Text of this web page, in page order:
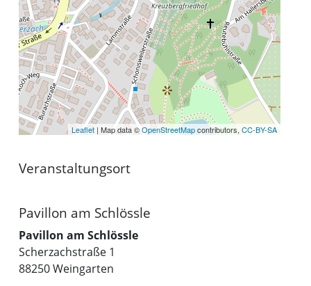
Leaflet | Map data ©OpenStreetMapcontributors, CC-BY-SA
Veranstaltungsort
Pavillon am Schlössle
Pavillon am Schlössle
Scherzachstraße 1
88250Weingarten